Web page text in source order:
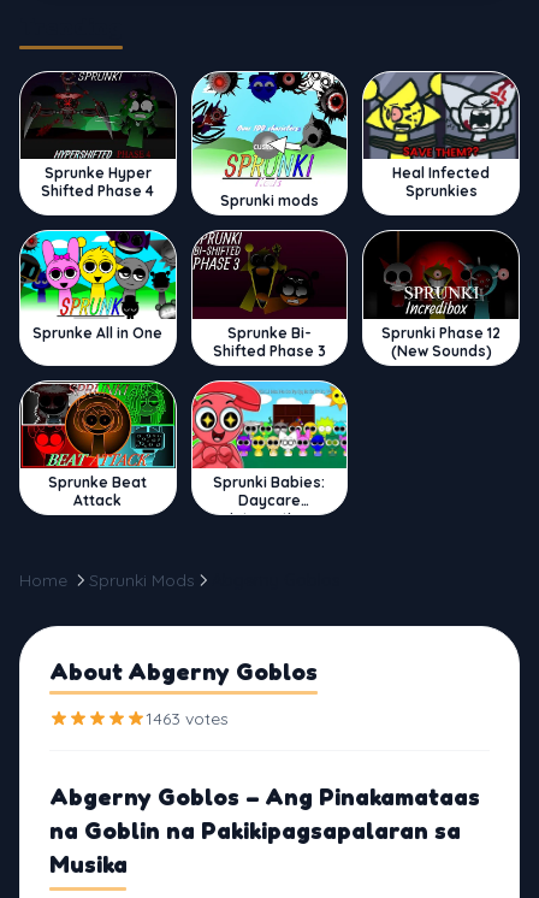
Sprunke Hyper
Shifted Phase 4
Sprunki mods
Heal Infected
Sprunkies
Sprunke All in One
Sprunke Bi-
Shifted Phase 3
Sprunki Phase 12
(New Sounds)
Sprunke Beat
Attack
Sprunki Babies:
Daycare
Interactive
Home Sprunki Mods
About Abgerny Goblos
1463 votes
Abgerny Goblos – Ang Pinakamataas
na Goblin na Pakikipagsapalaran sa
Musika